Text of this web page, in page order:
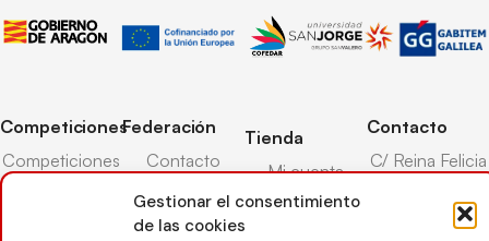
Gestionar el consentimiento
de las cookies
Competiciones
Competiciones
Federación
Contacto
Transparencia
Árbitros
Tienda
Mi cuenta
Carrito
Contacto
C/ Reina Felicia
50003,
Zaragoza